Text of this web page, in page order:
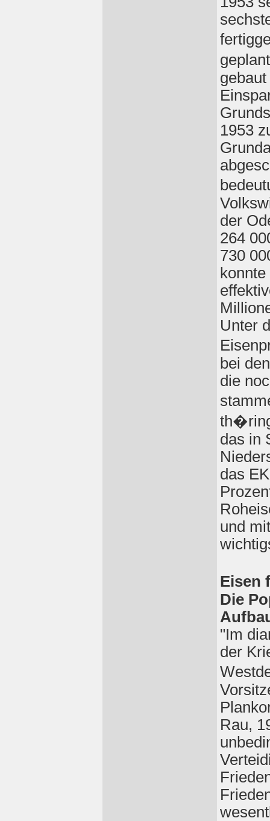
1953
der
264
730
Unter
bei
die
das in
das
und
Eisen
Die
"Im
der
Rau,